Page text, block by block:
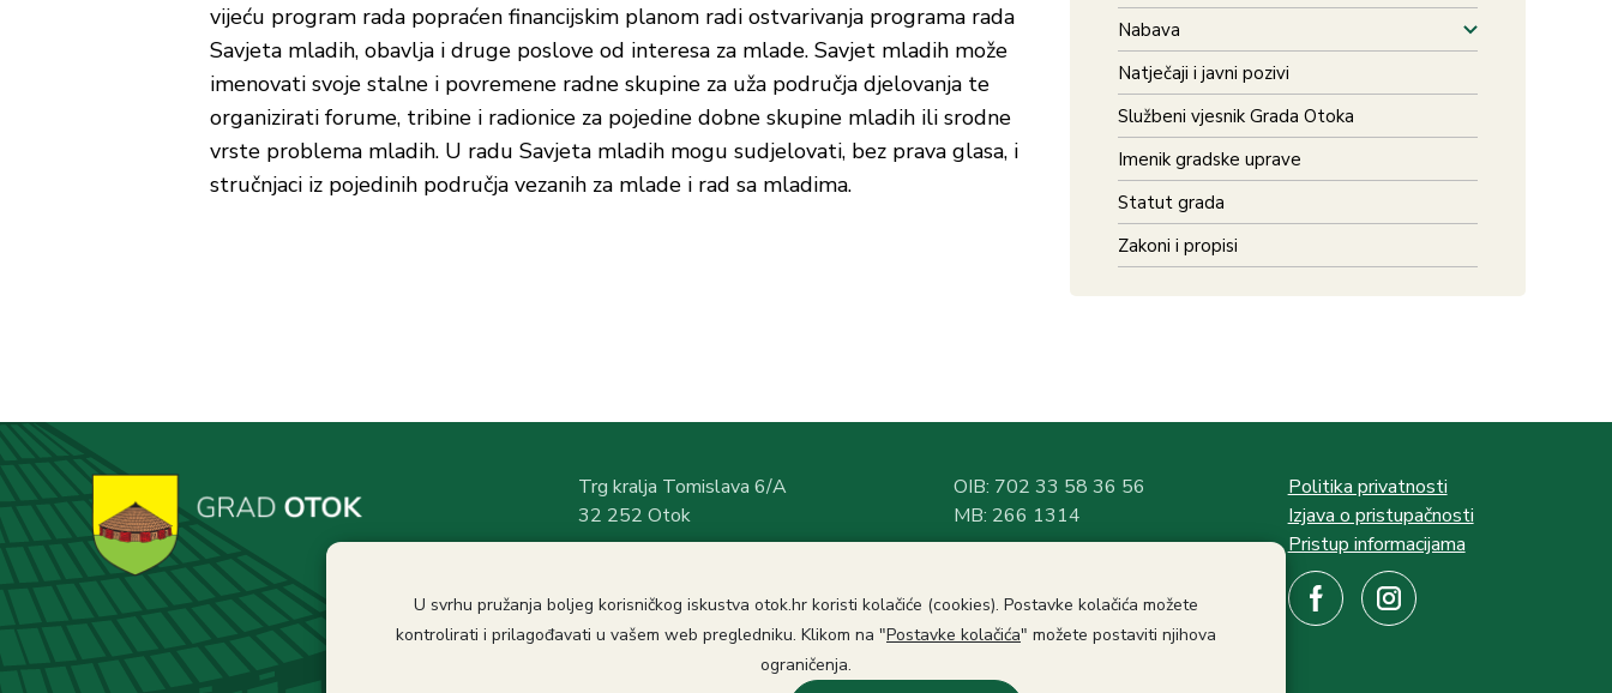
vijeću program rada popraćen financijskim planom radi ostvarivanja programa rada
Savjeta mladih, obavlja i druge poslove od interesa za mlade. Savjet mladih može
imenovati svoje stalne i povremene radne skupine za uža područja djelovanja te
organizirati forume, tribine i radionice za pojedine dobne skupine mladih ili srodne
vrste problema mladih. U radu Savjeta mladih mogu sudjelovati, bez prava glasa, i
stručnjaci iz pojedinih područja vezanih za mlade i rad sa mladima.
Nabava
Natječaji i javni pozivi
Službeni vjesnik Grada Otoka
Imenik gradske uprave
Statut grada
Zakoni i propisi
Trg kralja Tomislava 6/A
32 252 Otok
E: info@otok.hr
OIB: 702 33 58 36 56
MB: 266 1314
7:00 – 15:00 sati
7:30 – 14:30 sati
Politika privatnosti
Izjava o pristupačnosti
Pristup informacijama
U svrhu pružanja boljeg korisničkog iskustva otok.hr koristi kolačiće (cookies). Postavke kolačića možete
kontrolirati i prilagođavati u vašem web pregledniku. Klikom na "Postavke kolačića" možete postaviti njihova
ograničenja.